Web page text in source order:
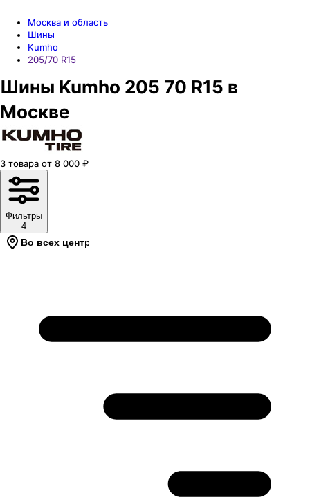
Москва и область
Шины
Kumho
205/70 R15
Шины Kumho 205 70 R15 в
Москве
3 товара от 8 000 ₽
Фильтры
4
Во всех центрах